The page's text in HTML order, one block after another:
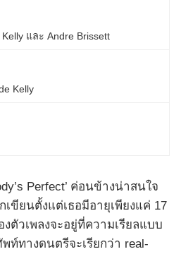
และ Andre Brissett
Kelly
Perfect’ ค่อนข้างน่าสนใจ
เขียนตั้งแต่เธอมีอายุเพียงแค่ 17
ตัวเพลงจะอยู่ที่ความเรียลแบบ
ท์ทางดนตรีจะเรียกว่า real-